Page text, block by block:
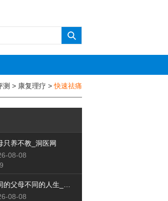
测 > 康复理疗 >快速祛痛
只养不教_洞医网
08-08
9
08-08